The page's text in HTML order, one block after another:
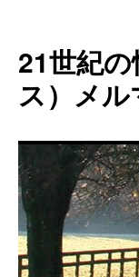
テ
ン
ツ
へ
キ
ッ
プ
21世紀
ス）メ